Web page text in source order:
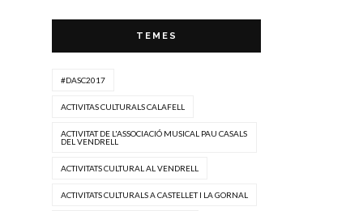
TEMES
#DASC2017
ACTIVITAS CULTURALS CALAFELL
ACTIVITAT DE L'ASSOCIACIÓ MUSICAL PAU CASALS
DEL VENDRELL
ACTIVITATS CULTURAL AL VENDRELL
ACTIVITATS CULTURALS A CASTELLET I LA GORNAL